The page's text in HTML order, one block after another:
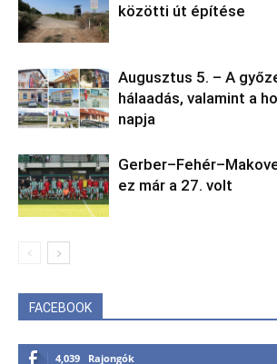
közötti út építése
Augusztus 5. – A
hálaadás, valamint a
napja
ez már a 27. volt
FACEBOOK
4,039 Rajongók